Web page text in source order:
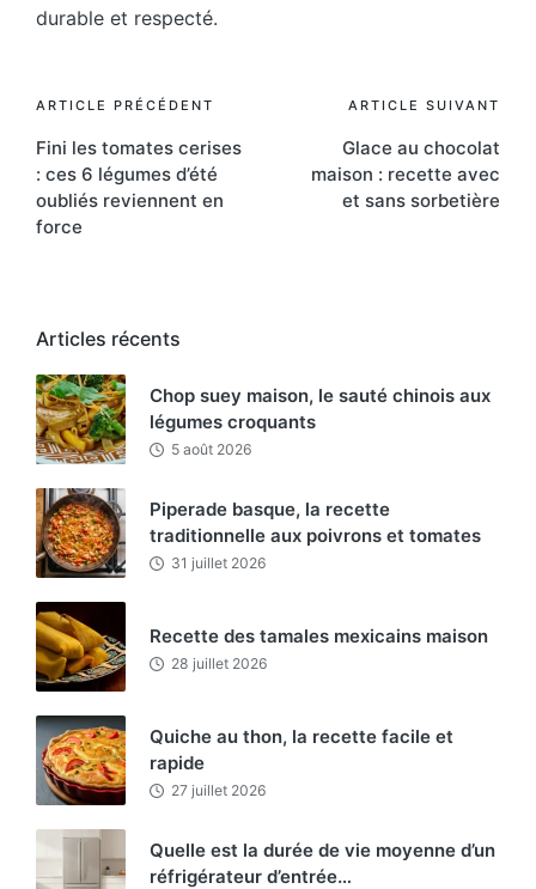
durable et respecté.
Post
navigation
ARTICLE PRÉCÉDENT
Fini les tomates cerises
: ces 6 légumes d’été
oubliés reviennent en
force
ARTICLE SUIVANT
Glace au chocolat
maison : recette avec
et sans sorbetière
Articles récents
Chop suey maison, le sauté chinois aux
légumes croquants
5 août 2026
Piperade basque, la recette
traditionnelle aux poivrons et tomates
31 juillet 2026
Recette des tamales mexicains maison
28 juillet 2026
Quiche au thon, la recette facile et
rapide
27 juillet 2026
Quelle est la durée de vie moyenne d’un
réfrigérateur d’entrée…